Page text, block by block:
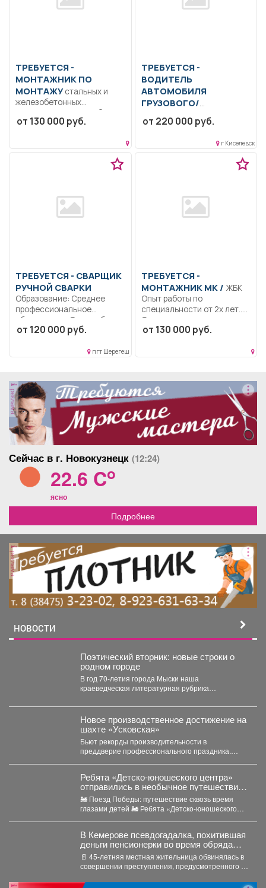
ТРЕБУЕТСЯ -
МОНТАЖНИК ПО
МОНТАЖУстальных и
железобетонных
конструкций Опыт работы
по специальности от 2-х...
от 130 000 руб.
ТРЕБУЕТСЯ -
ВОДИТЕЛЬ
АВТОМОБИЛЯ
ГРУЗОВОГО/
СПЕЦИАЛЬНОГО
Перевозка угля. Контроль
автомобиля. Мелкосрочный
от 220 000 руб.
г Киселевск
ТРЕБУЕТСЯ - СВАРЩИК
РУЧНОЙ СВАРКИ
Образование: Среднее
профессиональное
образование. Опыт работы..
Сварка технологических
от 120 000 руб.
пгт Шерегеш
ТРЕБУЕТСЯ -
МОНТАЖНИК МК / ЖБК
Опыт работы по
специальности от 2х лет..
Строительство крупных...
от 130 000 руб.
реклама
Сейчас в г. Новокузнецк (12:24)
22.6 Co
ясно
Подробнее
реклама
НОВОСТИ
Поэтический вторник: новые строки о
родном городе
В год 70-летия города Мыски наша
краеведческая литературная рубрика
читателей с...
Новое производственное достижение на
шахте «Усковская»
Бьют рекорды производительности в
преддверие профессионального праздника.
Ребята «Детско-юношеского центра»
отправились в необычное путешествие -
на борт «Поезда Победы».
🚂 Поезд Победы: путешествие сквозь время
глазами детей 🚂 Ребята «Детско-юношеского
В Кемерове псевдогадалка, похитившая
деньги пенсионерки во время обряда
снятия порчи, отправилась в колонию-
поселение
📄 45-летняя местная жительница обвинялась в
совершении преступления, предусмотренного ч.